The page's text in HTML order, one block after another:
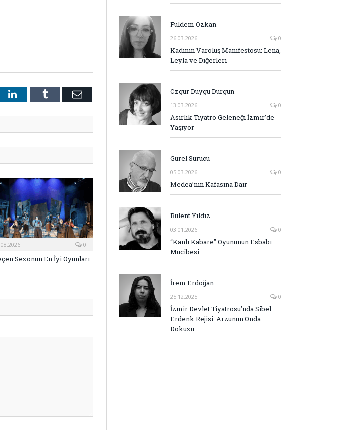
LinkedInTumblr E-
0
Sezonun En İyi Oyunları
Fuldem Özkan
26.03.2026 0
Kadının Varoluş Manifestosu: Lena,
Leyla ve Diğerleri
Özgür Duygu Durgun
13.03.2026 0
Asırlık Tiyatro Geleneği İzmir’de
Yaşıyor
Gürel Sürücü
05.03.2026 0
Medea’nın Kafasına Dair
Bülent Yıldız
03.01.2026 0
“Kanlı Kabare” Oyununun Esbabı
Mucibesi
İrem Erdoğan
25.12.2025 0
İzmir Devlet Tiyatrosu’nda Sibel
Erdenk Rejisi: Arzunun Onda
Dokuzu